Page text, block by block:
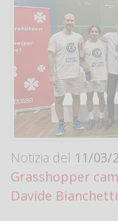
Notizia del 11/03/
Grasshopper
Davide Bianchetti